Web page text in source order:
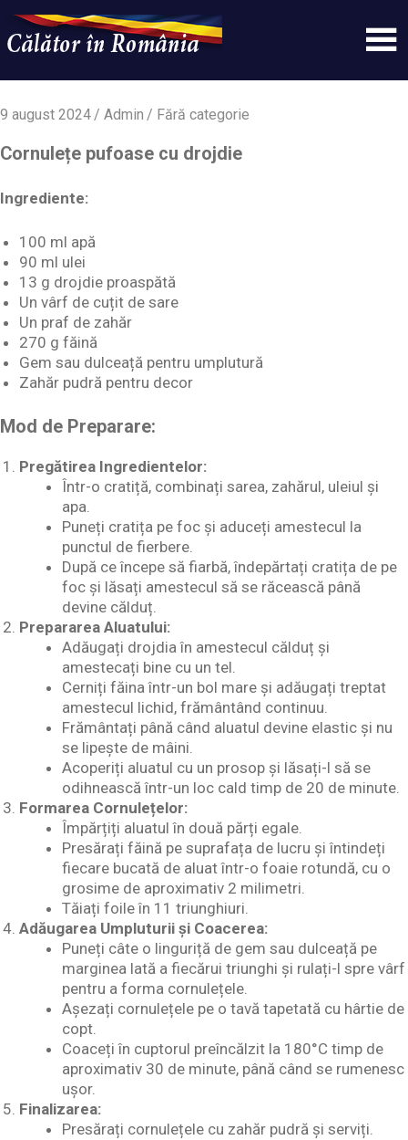
content
Calatorinromania
simplu
WordPress
9 august 2024 Admin Fără categorie
Cornulețe pufoase cu drojdie
Ingrediente:
100 ml apă
90 ml ulei
13 g drojdie proaspătă
Un vârf de cuțit de sare
Un praf de zahăr
270 g făină
Gem sau dulceață pentru umplutură
Zahăr pudră pentru decor
Mod de Preparare:
Pregătirea Ingredientelor:
Într-o cratiță, combinați sarea, zahărul, uleiul și
apa.
Puneți cratița pe foc și aduceți amestecul la
punctul de fierbere.
După ce începe să fiarbă, îndepărtați cratița de pe
foc și lăsați amestecul să se răcească până
devine călduț.
Prepararea Aluatului:
Adăugați drojdia în amestecul călduț și
amestecați bine cu un tel.
Cerniți făina într-un bol mare și adăugați treptat
amestecul lichid, frământând continuu.
Frământați până când aluatul devine elastic și nu
se lipește de mâini.
Acoperiți aluatul cu un prosop și lăsați-l să se
odihnească într-un loc cald timp de 20 de minute.
Formarea Cornulețelor:
Împărțiți aluatul în două părți egale.
Presărați făină pe suprafața de lucru și întindeți
fiecare bucată de aluat într-o foaie rotundă, cu o
grosime de aproximativ 2 milimetri.
Tăiați foile în 11 triunghiuri.
Adăugarea Umpluturii și Coacerea:
Puneți câte o linguriță de gem sau dulceață pe
marginea lată a fiecărui triunghi și rulați-l spre vârf
pentru a forma cornulețele.
Așezați cornulețele pe o tavă tapetată cu hârtie de
copt.
Coaceți în cuptorul preîncălzit la 180°C timp de
aproximativ 30 de minute, până când se rumenesc
ușor.
Finalizarea:
Presărați cornulețele cu zahăr pudră și serviți.